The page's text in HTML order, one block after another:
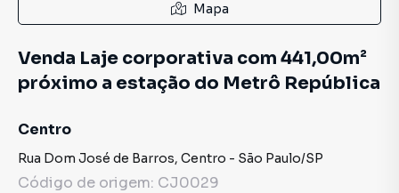
Mapa
Venda Laje corporativa com 441,00m²
próximo a estação do Metrô República
Centro
Rua Dom José de Barros, Centro - São Paulo/SP
Código de origem: CJ0029